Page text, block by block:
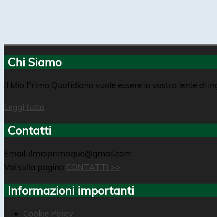
Chi Siamo
Il Mio Primo Quotidiano vuole essere la vostra lente di
Leggi tutto
Contatti
Email: ilmioprimoquo@gmail.com
Vai sulla pagina CONTATTI >>
Informazioni importanti
Cookie Policy